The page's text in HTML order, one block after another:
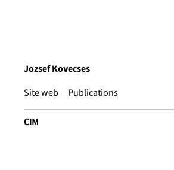
Jozsef Kovecses
Site web
Publications
CIM